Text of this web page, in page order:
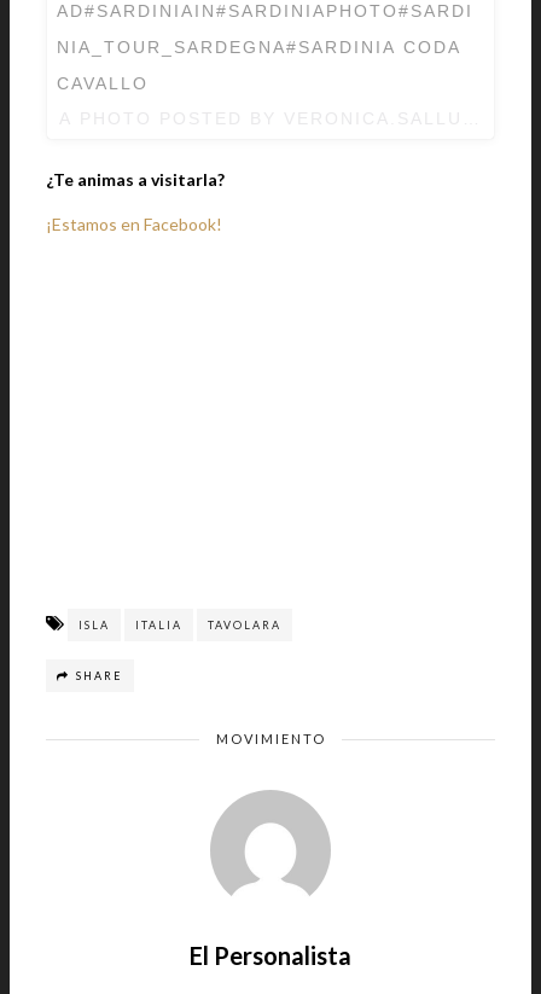
AD#SARDINIAIN#SARDINIAPHOTO#SARDI
NIA_TOUR_SARDEGNA#SARDINIA CODA
CAVALLO
¿Te animas a visitarla?
¡Estamos en Facebook!
ISLA ITALIA TAVOLARA
SHARE
MOVIMIENTO
El Personalista